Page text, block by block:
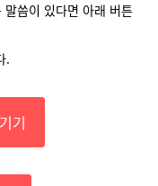
씀이 있다면 아래 버튼
.
기